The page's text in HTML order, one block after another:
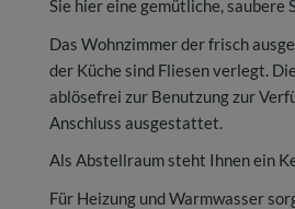
Sie hier eine gemütliche,
Das Wohnzimmer der frisch
der Küche sind Fliesen verlegt.
ablösefrei zur Benutzung zur
Anschluss ausgestattet.
Als Abstellraum steht Ihnen ein
Für Heizung und Warmwasser